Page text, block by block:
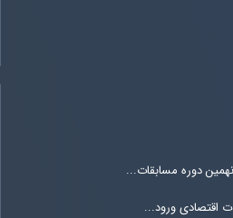
دوره مسابقات...
اقتصادی ورود...